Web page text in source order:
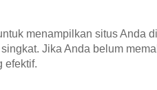
menampilkan situs Anda
Jika Anda belum
efektif.